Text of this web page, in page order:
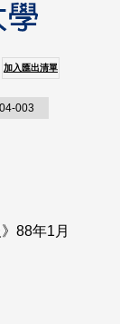
加入匯出清單
003
88年1月